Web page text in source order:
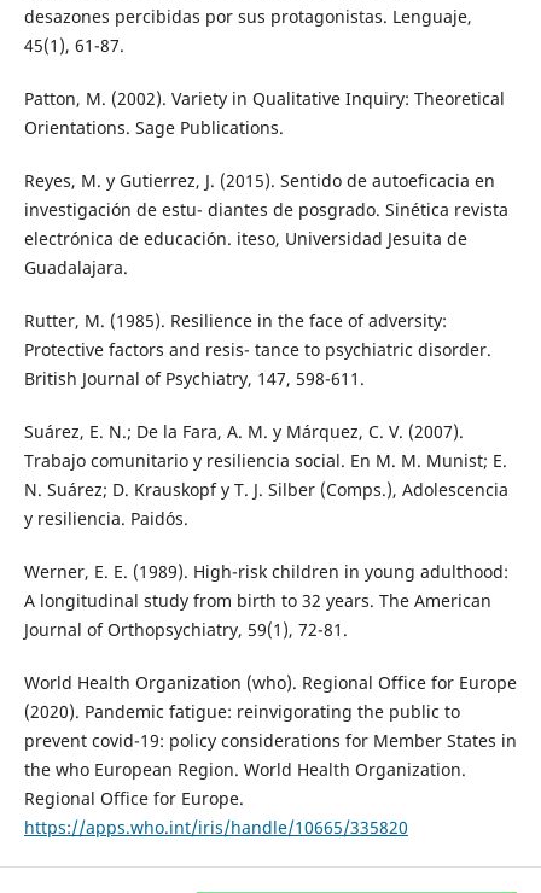
desazones percibidas por sus protagonistas. Lenguaje,
45(1), 61-87.
Patton, M. (2002). Variety in Qualitative Inquiry: Theoretical
Orientations. Sage Publications.
Reyes, M. y Gutierrez, J. (2015). Sentido de autoeficacia en
investigación de estu- diantes de posgrado. Sinética revista
electrónica de educación. iteso, Universidad Jesuita de
Guadalajara.
Rutter, M. (1985). Resilience in the face of adversity:
Protective factors and resis- tance to psychiatric disorder.
British Journal of Psychiatry, 147, 598-611.
Suárez, E. N.; De la Fara, A. M. y Márquez, C. V. (2007).
Trabajo comunitario y resiliencia social. En M. M. Munist; E.
N. Suárez; D. Krauskopf y T. J. Silber (Comps.), Adolescencia
y resiliencia. Paidós.
Werner, E. E. (1989). High-risk children in young adulthood:
A longitudinal study from birth to 32 years. The American
Journal of Orthopsychiatry, 59(1), 72-81.
World Health Organization (who). Regional Office for Europe
(2020). Pandemic fatigue: reinvigorating the public to
prevent covid-19: policy considerations for Member States in
the who European Region. World Health Organization.
Regional Office for Europe.
https://apps.who.int/iris/handle/10665/335820